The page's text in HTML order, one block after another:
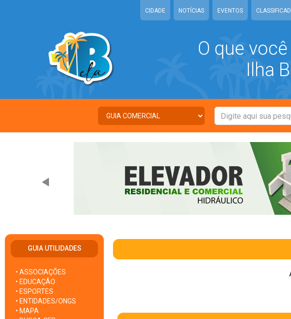
CIDADE NOTÍCIAS EVENTOS
O que
Ilha
GUIA UTILIDADES
• ASSOCIAÇÕES
• EDUCAÇÃO
• ESPORTES
• ENTIDADES/ONGS
• MAPA